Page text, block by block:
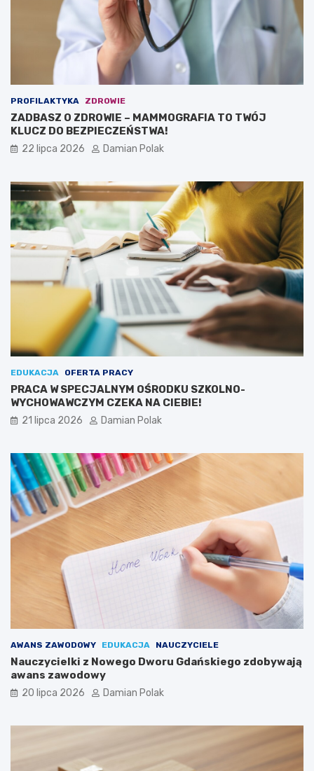
PROFILAKTYKA ZDROWIE
ZADBASZ O ZDROWIE – MAMMOGRAFIA TO TWÓJ
KLUCZ DO BEZPIECZEŃSTWA!
22 lipca 2026 Damian Polak
EDUKACJA OFERTA PRACY
PRACA W SPECJALNYM OŚRODKU SZKOLNO-
WYCHOWAWCZYM CZEKA NA CIEBIE!
21 lipca 2026 Damian Polak
AWANS ZAWODOWY EDUKACJA NAUCZYCIELE
Nauczycielki z Nowego Dworu Gdańskiego zdobywają
awans zawodowy
20 lipca 2026 Damian Polak